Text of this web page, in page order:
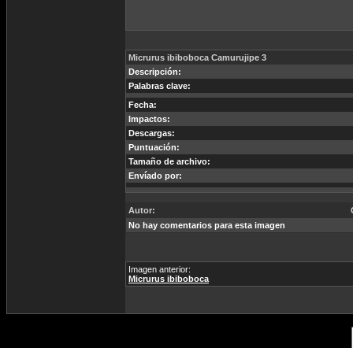
Micrurus ibiboboca Camurujipe 3
Descripción:
Palabras clave:
Fecha:
Impactos:
Descargas:
Puntuación:
Tamaño de archivo:
Envíado por:
Autor:
No hay comentarios para esta imagen
Imagen anterior:
Micrurus ibiboboca